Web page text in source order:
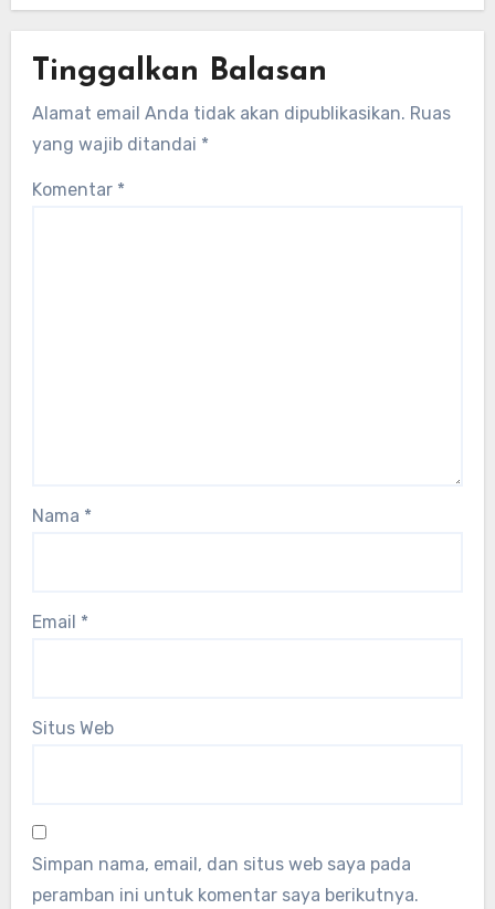
Tinggalkan Balasan
Alamat email Anda tidak akan dipublikasikan. Ruas
yang wajib ditandai *
Komentar *
Nama *
Email *
Situs Web
Simpan nama, email, dan situs web saya pada
peramban ini untuk komentar saya berikutnya.